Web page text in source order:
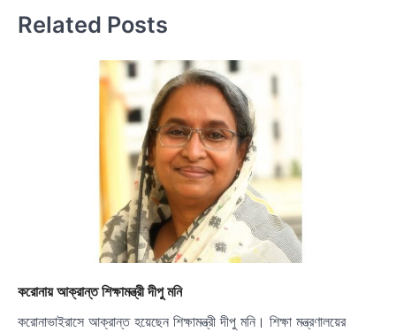
Related Posts
করোনায় আক্রান্ত শিক্ষামন্ত্রী দীপু মনি
করোনাভাইরাসে আক্রান্ত হয়েছেন শিক্ষামন্ত্রী দীপু মনি। শিক্ষা মন্ত্রণালয়ের